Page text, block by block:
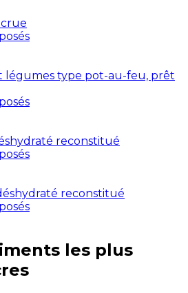
légumes type pot-au-feu, prêt
reconstitué
reconstitué
les plus